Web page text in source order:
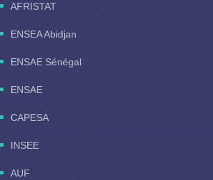
AFRISTAT
ENSEA Abidjan
ENSAE Sénégal
ENSAE
CAPESA
INSEE
AUF